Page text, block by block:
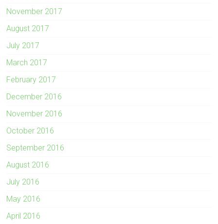
November 2017
August 2017
July 2017
March 2017
February 2017
December 2016
November 2016
October 2016
September 2016
August 2016
July 2016
May 2016
April 2016